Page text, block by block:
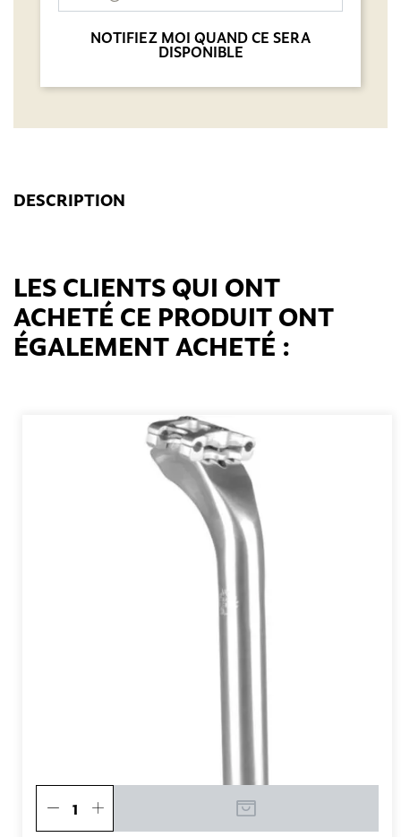
NOTIFIEZ MOI QUAND CE SERA
DISPONIBLE
DESCRIPTION
LES CLIENTS QUI ONT
ACHETÉ CE PRODUIT ONT
ÉGALEMENT ACHETÉ :